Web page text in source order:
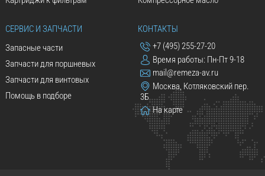
СЕРВИС И ЗАПЧАСТИ
Запасные части
Запчасти для поршневых
Запчасти для винтовых
Помощь в подборе
КОНТАКТЫ
+7 (495) 255-27-20
Время работы: Пн-Пт 9-18
mail@remeza-av.ru
Москва, Котляковский пер.
3Б
На карте